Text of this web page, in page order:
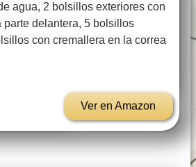
agua, 2 bolsillos exteriores con
parte delantera, 5 bolsillos
con cremallera en la correa
Ver en Amazon